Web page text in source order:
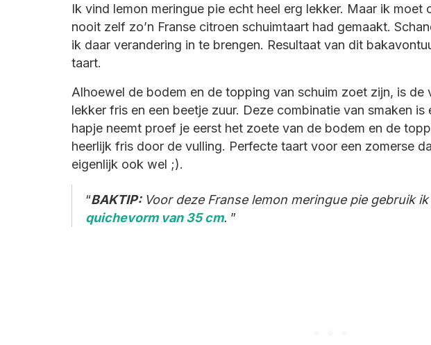
Ik vind lemon meringue pie echt heel erg lekker. Maar ik moet
nooit zelf zo’n Franse citroen schuimtaart had gemaakt.
ik daar verandering in te brengen. Resultaat van dit
taart.
Alhoewel de bodem en de topping van schuim zoet zijn, is de
lekker fris en een beetje zuur. Deze combinatie van smaken is
hapje neemt proef je eerst het zoete van de bodem en de
heerlijk fris door de vulling. Perfecte taart voor een zomerse
eigenlijk ook wel ;).
BAKTIP: Voor deze Franse lemon meringue pie gebruik
quichevorm van 35 cm.